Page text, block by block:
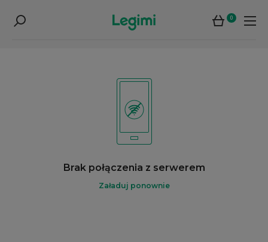
0
Brak połączenia z serwerem
Załaduj ponownie